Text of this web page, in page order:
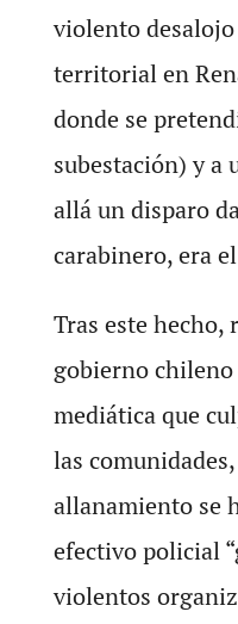
violento
territorial en
donde se
subestación) y a
allá un disparo
carabinero, era
Tras este hecho,
gobierno
mediática que
las
allanamiento se
efectivo policial
violentos